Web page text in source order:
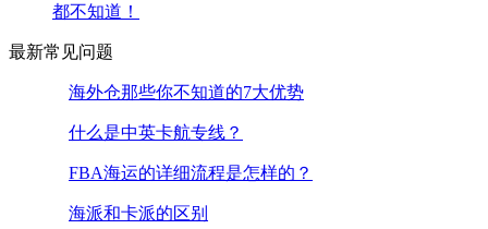
都不知道！
最新常见问题
海外仓那些你不知道的7大优势
什么是中英卡航专线？
FBA海运的详细流程是怎样的？
海派和卡派的区别